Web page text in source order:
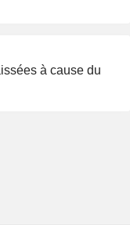
à cause du